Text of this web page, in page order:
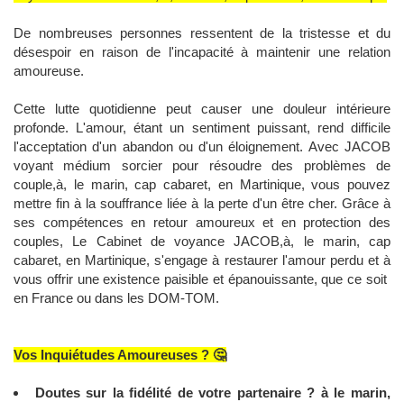
De nombreuses personnes ressentent de la tristesse et du
désespoir en raison de l'incapacité à maintenir une relation
amoureuse.
Cette lutte quotidienne peut causer une douleur intérieure
profonde. L'amour, étant un sentiment puissant, rend difficile
l'acceptation d'un abandon ou d'un éloignement. Avec JACOB
voyant médium sorcier pour résoudre des problèmes de
couple,à, le marin, cap cabaret, en Martinique, vous pouvez
mettre fin à la souffrance liée à la perte d'un être cher. Grâce à
ses compétences en retour amoureux et en protection des
couples, Le Cabinet de voyance JACOB,à, le marin, cap
cabaret, en Martinique, s'engage à restaurer l'amour perdu et à
vous offrir une existence paisible et épanouissante, que ce soit
en France ou dans les DOM-TOM.
Vos Inquiétudes Amoureuses ? 🤔
Doutes sur la fidélité de votre partenaire ? à le marin,